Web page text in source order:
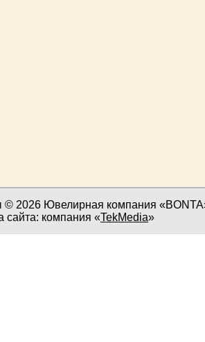
2026 Ювелирная компания
сайта: компания «TekMedia»